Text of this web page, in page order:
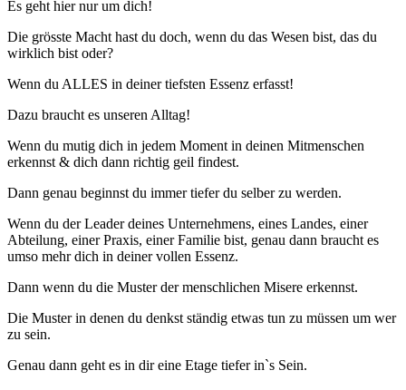
Es geht hier nur um dich!
Die grösste Macht hast du doch, wenn du das Wesen bist, das du
wirklich bist oder?
Wenn du ALLES in deiner tiefsten Essenz erfasst!
Dazu braucht es unseren Alltag!
Wenn du mutig dich in jedem Moment in deinen Mitmenschen
erkennst & dich dann richtig geil findest.
Dann genau beginnst du immer tiefer du selber zu werden.
Wenn du der Leader deines Unternehmens, eines Landes, einer
Abteilung, einer Praxis, einer Familie bist, genau dann braucht es
umso mehr dich in deiner vollen Essenz.
Dann wenn du die Muster der menschlichen Misere erkennst.
Die Muster in denen du denkst ständig etwas tun zu müssen um wer
zu sein.
Genau dann geht es in dir eine Etage tiefer in`s Sein.